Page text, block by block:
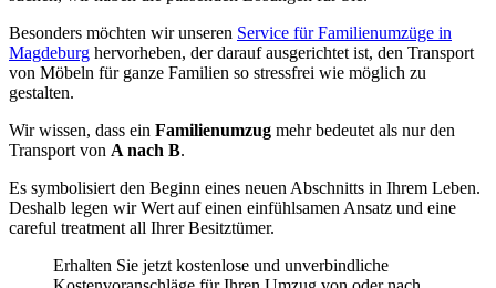
Besonders möchten wir unseren Service für Familienumzüge in
Magdeburg hervorheben, der darauf ausgerichtet ist, den Transport
von Möbeln für ganze Familien so stressfrei wie möglich zu
gestalten.
Wir wissen, dass ein Familienumzug mehr bedeutet als nur den
Transport von A nach B.
Es symbolisiert den Beginn eines neuen Abschnitts in Ihrem Leben.
Deshalb legen wir Wert auf einen einfühlsamen Ansatz und eine
careful treatment all Ihrer Besitztümer.
Erhalten Sie jetzt kostenlose und unverbindliche